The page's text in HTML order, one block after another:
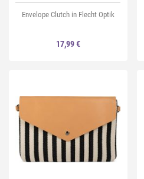
Envelope Clutch in Flecht Optik
17,99 €